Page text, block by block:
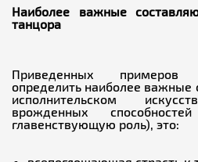
Наиболее важные
танцора
Приведенных примеров
определить наиболее важные
исполнительском
врожденных
главенствующую роль), это: